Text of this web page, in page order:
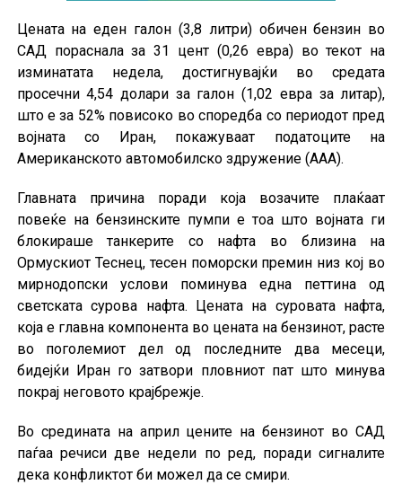
Цената на еден галон (3,8 литри) обичен бензин во
САД пораснала за 31 цент (0,26 евра) во текот на
изминатата недела, достигнувајќи во средата
просечни 4,54 долари за галон (1,02 евра за литар),
што е за 52% повисоко во споредба со периодот пред
војната со Иран, покажуваат податоците на
Американското автомобилско здружение (AAA).
Главната причина поради која возачите плаќаат
повеќе на бензинските пумпи е тоа што војната ги
блокираше танкерите со нафта во близина на
Ормускиот Теснец, тесен поморски премин низ кој во
мирнодопски услови поминува една петтина од
светската сурова нафта. Цената на суровата нафта,
која е главна компонента во цената на бензинот, расте
во поголемиот дел од последните два месеци,
бидејќи Иран го затвори пловниот пат што минува
покрај неговото крајбрежје.
Во средината на април цените на бензинот во САД
паѓаа речиси две недели по ред, поради сигналите
дека конфликтот би можел да се смири.